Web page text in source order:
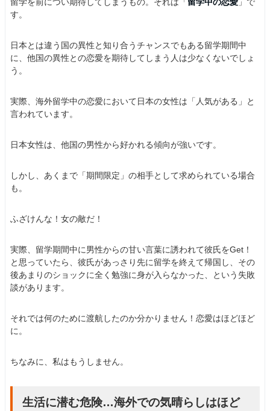
留学を前につい期待してしまうもの。それは「 留学中の恋愛 」で
す。
日本とは違う国の異性と知り合うチャンスでもある留学期間中
に、他国の異性との恋愛を期待してしまう人は少なくないでしょ
う。
実際、海外留学中の恋愛において日本の女性は「人気がある」と
言われています。
日本女性は、他国の男性から好かれる傾向が強いです。
しかし、あくまで「期間限定」の相手として求められている場合
も。
ふざけんな！女の敵だ！
実際、留学期間中に男性からの甘い言葉に誘われて彼氏をGet！
と思っていたら、彼氏があっさり先に留学を終えて帰国し、その
後あまりのショックに全く勉強に身が入らなかった、という失敗
談があります。
それでは何のために渡航したのか分かりません！恋愛はほどほど
に。
ちなみに、私はもうしません。
生活に潜む危険…海外での気晴らしはほど